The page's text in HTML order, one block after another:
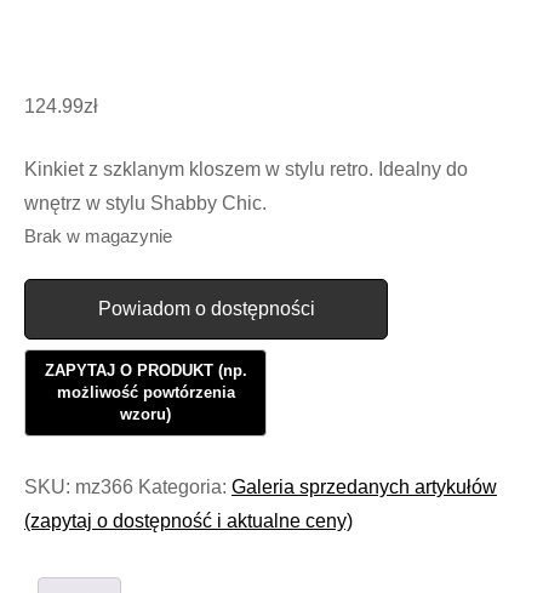
124.99zł
Kinkiet z szklanym kloszem w stylu retro. Idealny do
wnętrz w stylu Shabby Chic.
Brak w magazynie
Powiadom o dostępności
SKU: mz366 Kategoria: Galeria sprzedanych artykułów
(zapytaj o dostępność i aktualne ceny)